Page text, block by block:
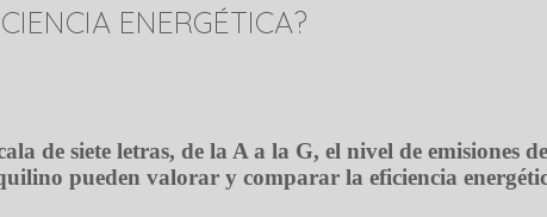
ENERGÉTICA?
de siete letras, de la A a la G, el nivel de emisiones
pueden valorar y comparar la eficiencia